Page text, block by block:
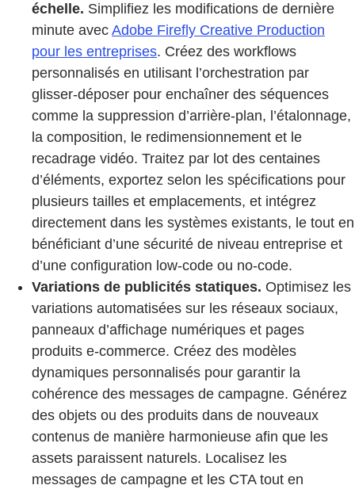
échelle. Simplifiez les modifications de dernière
minute avec Adobe Firefly Creative Production
pour les entreprises. Créez des workflows
personnalisés en utilisant l’orchestration par
glisser-déposer pour enchaîner des séquences
comme la suppression d’arrière-plan, l’étalonnage,
la composition, le redimensionnement et le
recadrage vidéo. Traitez par lot des centaines
d’éléments, exportez selon les spécifications pour
plusieurs tailles et emplacements, et intégrez
directement dans les systèmes existants, le tout en
bénéficiant d’une sécurité de niveau entreprise et
d’une configuration low-code ou no-code.
Variations de publicités statiques. Optimisez les
variations automatisées sur les réseaux sociaux,
panneaux d’affichage numériques et pages
produits e-commerce. Créez des modèles
dynamiques personnalisés pour garantir la
cohérence des messages de campagne. Générez
des objets ou des produits dans de nouveaux
contenus de manière harmonieuse afin que les
assets paraissent naturels. Localisez les
messages de campagne et les CTA tout en